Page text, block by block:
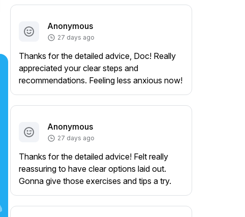
Anonymous
27 days ago
Thanks for the detailed advice, Doc! Really
appreciated your clear steps and
recommendations. Feeling less anxious now!
Anonymous
27 days ago
Thanks for the detailed advice! Felt really
reassuring to have clear options laid out.
Gonna give those exercises and tips a try.